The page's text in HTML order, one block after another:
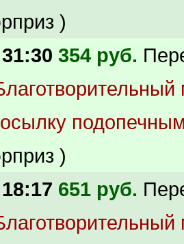
)
354 руб.
)
651 руб.